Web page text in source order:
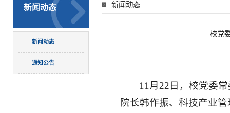
新闻动态
新闻动态
通知公告
新闻动态
校党
11月22日，校党委
院长韩作振、科技产业